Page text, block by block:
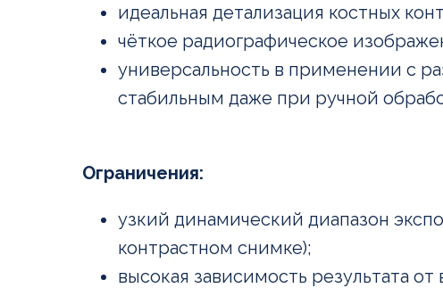
идеальная детализация костных
чёткое радиографическое
универсальность в применении с
стабильным даже при ручной
Ограничения:
узкий динамический диапазон
контрастном снимке);
высокая зависимость результата